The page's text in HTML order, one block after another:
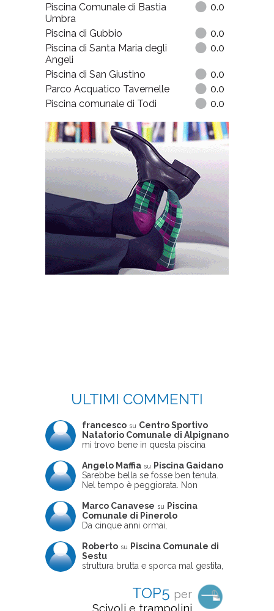
Piscina Comunale di Bastia
Umbra
0.0
Piscina di Gubbio
0.0
Piscina di Santa Maria degli
Angeli
0.0
Piscina di San Giustino
0.0
Parco Acquatico Tavernelle
0.0
Piscina comunale di Todi
0.0
ULTIMI COMMENTI
francesco su Centro Sportivo
Natatorio Comunale di Alpignano
mi trovo bene in questa piscina
Angelo Maffia su
Piscina Gaidano
Sarebbe bella se fosse ben tenuta.
Nel tempo è peggiorata. Non
ne usciva insieme a me non ha
ritrovato le sue scarpe! Peccato
perché potrebbe essere un'ottima
frequentata non magnificamente
Marco Canavese su
Piscina
Comunale di Pinerolo
Da cinque anni ormai,
pomeriggio trascorro cinque-sei ore
in questa magnifica piscina con i miei
due figli che sono letteralmente
piccola, un po' in vasca grande, negli
spazi riservati al nuoto libero,
Roberto su
Piscina Comunale di
Sestu
struttura brutta e sporca mal gestita,
poco professionale. la sconsiglio a
tutti coloro che amano le cose fatte
seriamente poiché é tutto
TOP5 per
Scivoli e trampolini